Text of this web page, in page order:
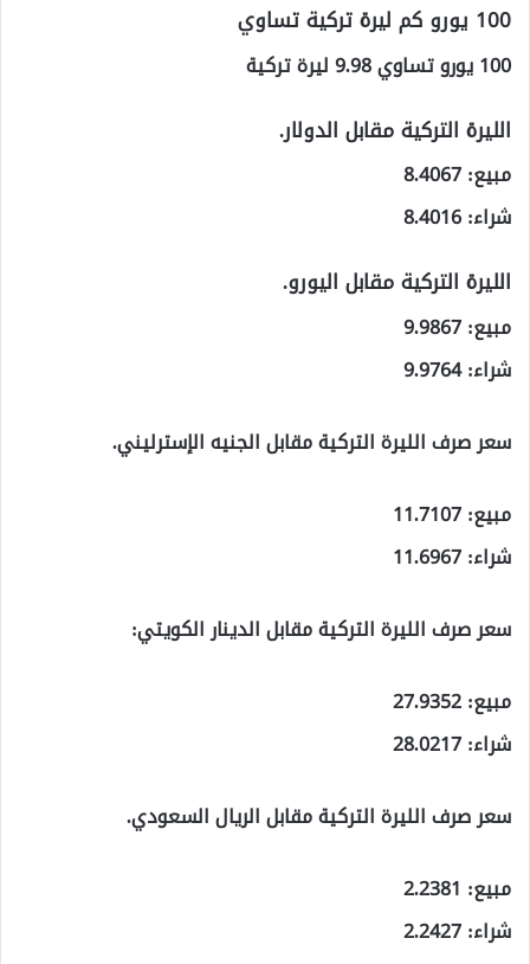
100 يورو كم ليرة تركية تساوي
100 يورو تساوي 9.98 ليرة تركية
الليرة التركية مقابل الدولار.
مبيع: 8.4067
شراء: 8.4016
الليرة التركية مقابل اليورو.
مبيع: 9.9867
شراء: 9.9764
سعر صرف الليرة التركية مقابل الجنيه الإسترليني.
مبيع: 11.7107
شراء: 11.6967
سعر صرف الليرة التركية مقابل الدينار الكويتي:
مبيع: 27.9352
شراء: 28.0217
سعر صرف الليرة التركية مقابل الريال السعودي.
مبيع: 2.2381
شراء: 2.2427